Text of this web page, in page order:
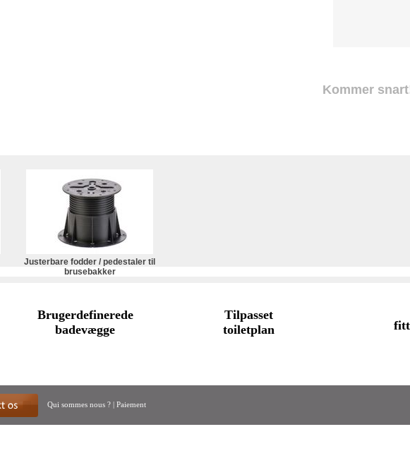
Kommer
Justerbare fodder / pedestaler til
brusebakker
Brugerdefinerede
badevægge
Tilpasset
toiletplan
Qui sommes nous ? |Paiement